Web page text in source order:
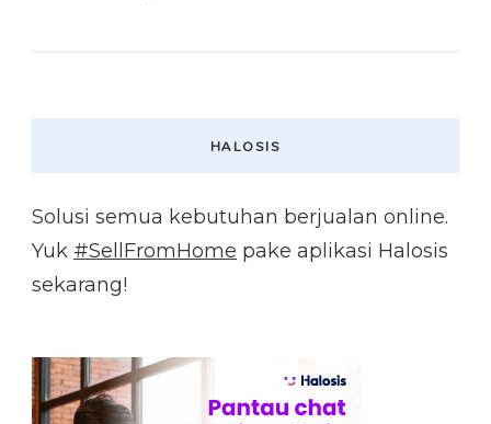
HALOSIS
Solusi semua kebutuhan berjualan online.
Yuk #SellFromHome pake aplikasi Halosis
sekarang!